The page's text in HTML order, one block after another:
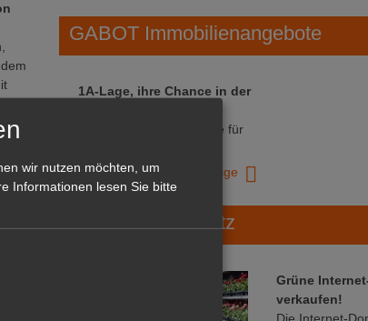
GABOT Immobilienangebote
1A-Lage, ihre Chance in der
Repräsentative Immobilie für
zur Anzeige
GABOT Marktplatz
Grüne
verkaufen!
wir nutzen möchten, um
Informationen lesen Sie bitte